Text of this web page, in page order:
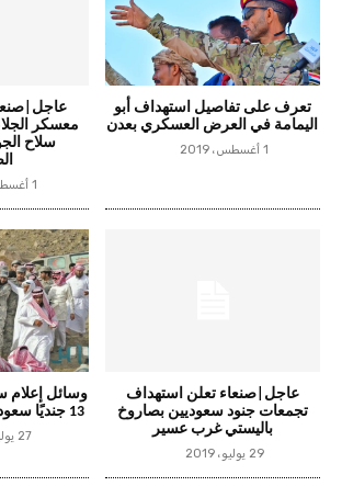
تعرف على تفاصيل استهداف أبو
اليمامة في العرض العسكري بعدن
1 أغسطس، 2019
معسكر
سلاح
1 أغسطس، 2019
عاجل|صنعاء تعلن استهداف
تجمعات جنود سعوديين بصاروخ
باليستي غرب عسير
29 يوليو، 2019
وسائل إعلام
13 جنديًا سعوديًا في جبهات الحدود
27 يوليو، 2019